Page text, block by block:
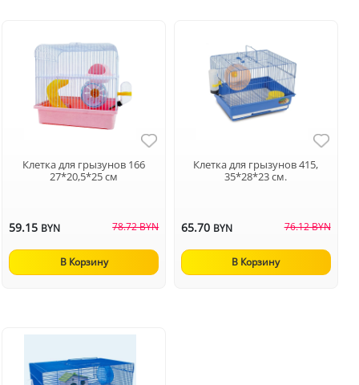
Клетка для грызунов 166
27*20,5*25 см
59.15 BYN 78.72 BYN
В Корзину
Клетка для грызунов 415,
35*28*23 см.
65.70 BYN 76.12 BYN
В Корзину